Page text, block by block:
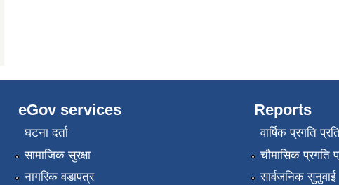
eGov services
घटना दर्ता
सामाजिक सुरक्षा
नागरिक वडापत्र
Reports
वार्षिक प्रगति
चौमासिक प्रगति
सार्वजनिक सुनुवाई